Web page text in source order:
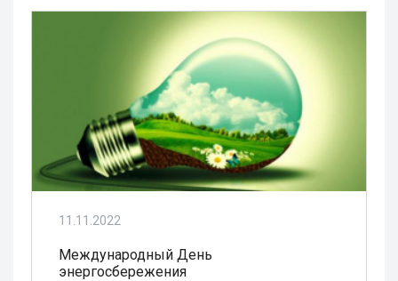
11.11.2022
Международный День
энергосбережения